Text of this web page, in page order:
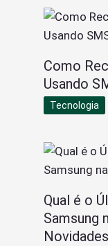
Como
Usando
Tecnologia
Qual é o
Samsung
Novidades